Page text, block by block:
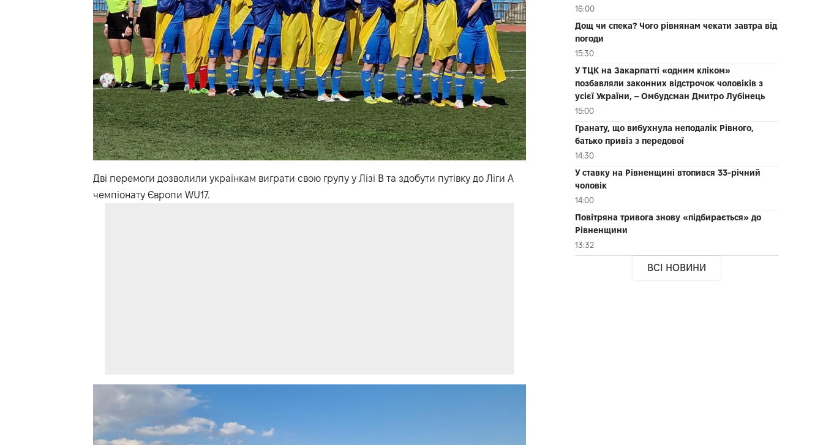
Дві перемоги дозволили українкам виграти свою групу у Лізі В та здобути путівку до Ліги А
чемпіонату Європи WU17.
16:00
Дощ чи спека? Чого рівнянам чекати завтра від
погоди
15:30
У ТЦК на Закарпатті «одним кліком»
позбавляли законних відстрочок чоловіків з
усієї України, – Омбудсман Дмитро Лубінець
15:00
Гранату, що вибухнула неподалік Рівного,
батько привіз з передової
14:30
У ставку на Рівненщині втопився 33-річний
чоловік
14:00
Повітряна тривога знову «підбирається» до
Рівненщини
13:32
ВСІ НОВИНИ